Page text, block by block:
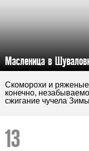
Масленица в
Скоморохи и
конечно,
сжигание чучела